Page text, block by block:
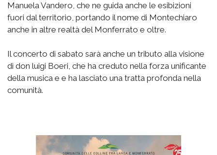
Manuela Vandero, che ne guida anche le esibizioni
fuori dal territorio, portando il nome di Montechiaro
anche in altre realtà del Monferrato e oltre.
Il concerto di sabato sarà anche un tributo alla visione
di don luigi Boeri, che ha creduto nella forza unificante
della musica e e ha lasciato una tratta profonda nella
comunità.